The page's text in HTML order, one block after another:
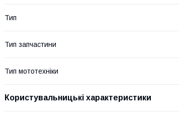
Тип
Тип запчастини
Тип мототехніки
Користувальницькі характеристики